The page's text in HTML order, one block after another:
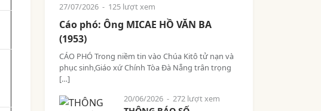
27/07/2026 - 125 lượt xem
Cáo phó: Ông MICAE HỒ VĂN BA
(1953)
CÁO PHÓ Trong niềm tin vào Chúa Kitô tử nạn và
phục sinh,Giáo xứ Chính Tòa Đà Nẵng trân trọng
[…]
20/06/2026- 272 lượt xem